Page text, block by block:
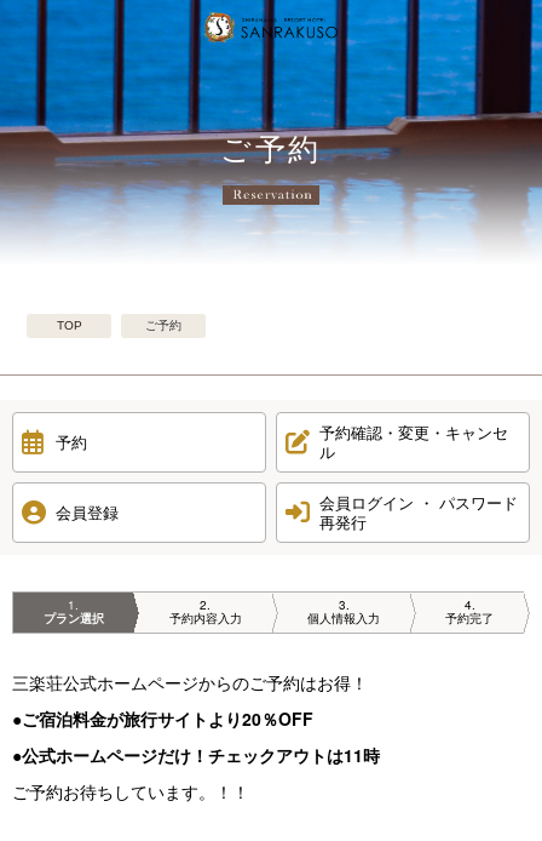
ご予約
TOP ご予約
予約
予約確認・変更・キャンセ
ル
会員登録
会員ログイン ・ パスワード
再発行
1
プラン選択
2
予約内容入力
3
個人情報入力
4
予約完了
三楽荘公式ホームページからのご予約はお得！
●ご宿泊料金が旅行サイトより20％OFF
●公式ホームページだけ！チェックアウトは11時
ご予約お待ちしています。！！